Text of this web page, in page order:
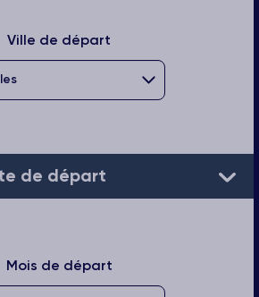
Ville de départ
de départ
Mois de départ